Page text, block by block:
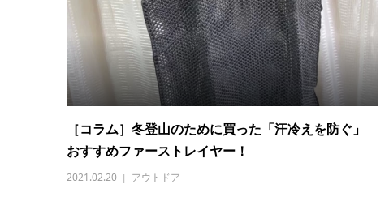
［コラム］冬登山のために買った「汗冷えを防ぐ」
おすすめファーストレイヤー！
2021.02.20 アウトドア